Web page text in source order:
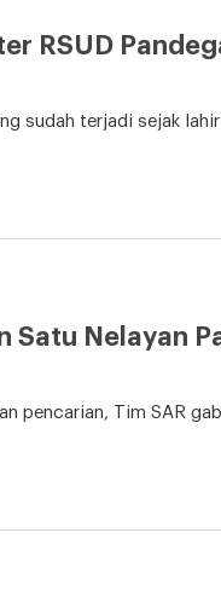
RSUD
sudah terjadi sejak
Satu Nelayan
pencarian, Tim SAR